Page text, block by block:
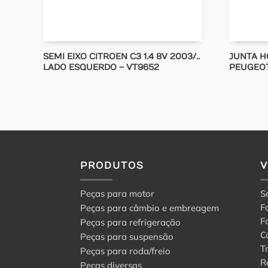
SEMI EIXO CITROEN C3 1.4 8V 2003/..
LADO ESQUERDO – VT9652
JUNTA
PRODUTOS
Peças para motor
Peças para câmbio e embreagem
Peças para refrigeração
Peças para suspensão
Peças para roda/freio
Peças diversas